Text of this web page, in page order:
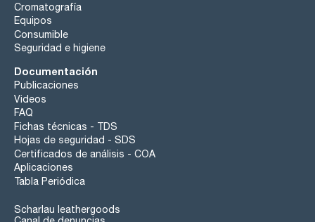
Cromatografía
Equipos
Consumible
Seguridad e higiene
Documentación
Publicaciones
Videos
FAQ
Fichas técnicas - TDS
Hojas de seguridad - SDS
Certificados de análisis - COA
Aplicaciones
Tabla Periódica
Scharlau leathergoods